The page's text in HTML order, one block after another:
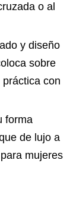
o al
y diseño
sobre
con
forma
de lujo a
mujeres